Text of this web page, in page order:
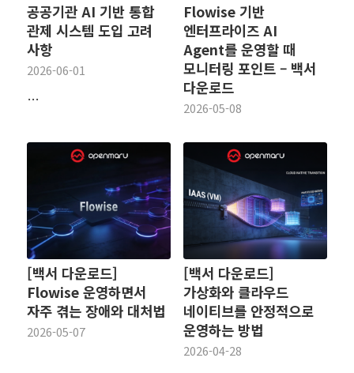
공공기관 AI 기반 통합
관제 시스템 도입 고려
사항
2026-06-01
…
Flowise 기반
엔터프라이즈 AI
Agent를 운영할 때
모니터링 포인트 – 백서
다운로드
2026-05-08
[백서 다운로드]
Flowise 운영하면서
자주 겪는 장애와 대처법
2026-05-07
[백서 다운로드]
가상화와 클라우드
네이티브를 안정적으로
운영하는 방법
2026-04-28